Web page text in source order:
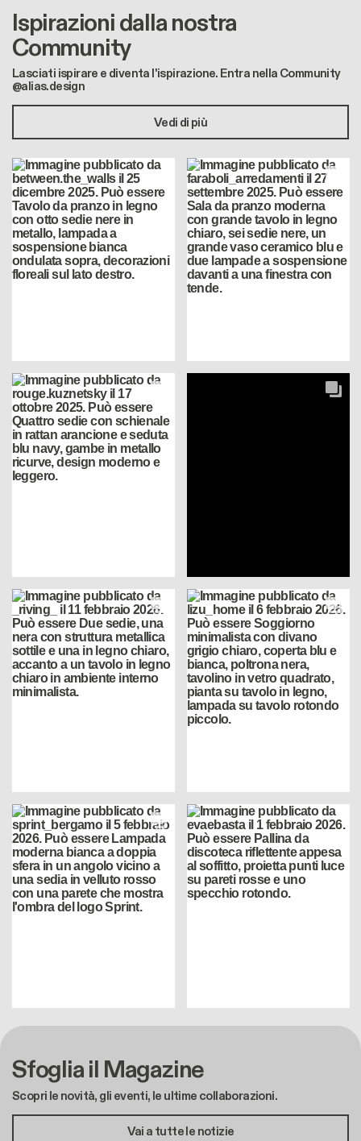
Ispirazioni dalla nostra
Community
Lasciati ispirare e diventa l'ispirazione. Entra nella Community
@alias.design
Vedi di più
Sfoglia il Magazine
Scopri le novità, gli eventi, le ultime collaborazioni.
Vai a tutte le notizie